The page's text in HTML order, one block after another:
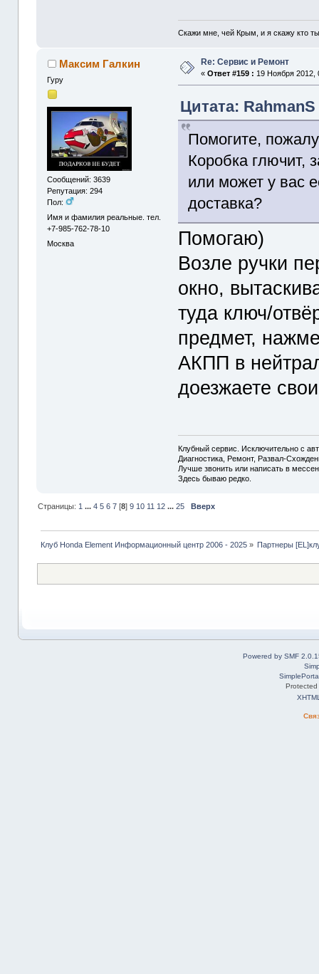
Скажи мне, чей Крым, и я скажу кто
Максим Галкин
Гуру
Сообщений: 3639
Репутация: 294
Пол:
Имя и фамилия реальные. тел.
+7-985-762-78-10
Москва
Re: Сервис и Ремонт
«Ответ #159 : 19 Ноября 2012,
Цитата:
Помогите,
Коробка глючит,
или может у вас
доставка?
Помогаю)
Возле ручки
окно,
туда ключ/
предмет,
АКПП в
доезжаете
Клубный сервис. Исключительно с
Диагностика, Ремонт, Развал-
Лучше звонить или написать в
Здесь бываю редко.
Страницы: 1 ... 4 5 6 7[8] 9 10 11 12 ... 25 Вверх
Клуб Honda Element Информационный центр 2006 - 2025» Партнеры
Powered by SMF